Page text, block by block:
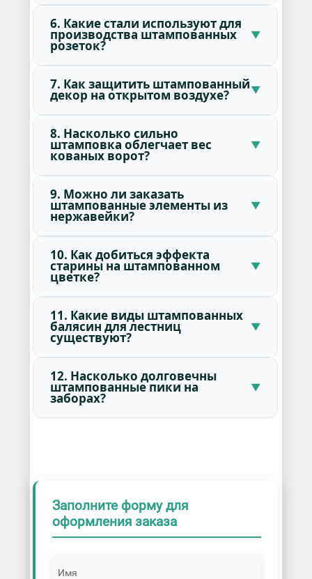
6. Какие стали используют для
производства штампованных
розеток?
7. Как защитить штампованный
декор на открытом воздухе?
8. Насколько сильно
штамповка облегчает вес
кованых ворот?
9. Можно ли заказать
штампованные элементы из
нержавейки?
10. Как добиться эффекта
старины на штампованном
цветке?
11. Какие виды штампованных
балясин для лестниц
существуют?
12. Насколько долговечны
штампованные пики на
заборах?
Заполните форму для
оформления заказа
Имя